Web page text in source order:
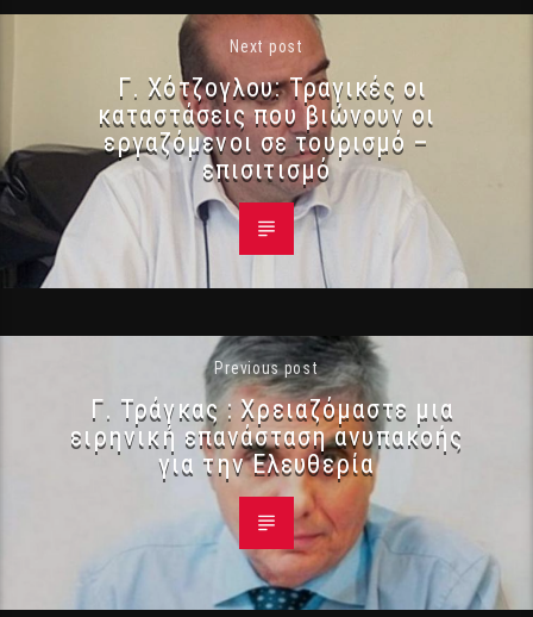
Next post
Γ. Χότζογλου: Τραγικές οι
καταστάσεις που βιώνουν οι
εργαζόμενοι σε τουρισμό –
επισιτισμό
Previous post
Γ. Τράγκας : Χρειαζόμαστε μια
ειρηνική επανάσταση ανυπακοής
για την Ελευθερία